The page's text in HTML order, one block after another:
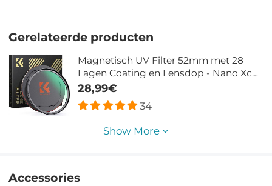
Gerelateerde producten
Magnetisch UV Filter 52mm met 28
Lagen Coating en Lensdop - Nano Xcel
Serie
28,99€
34
Show More
Accessories